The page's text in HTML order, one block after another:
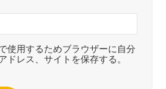
使用するためブラウザーに自分
ドレス、サイトを保存する。